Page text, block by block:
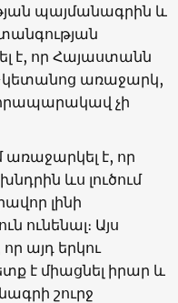
պայմանագրին և
է, որ Հայաստանն
կետանոց առաջարկ,
չի
է, որ
ևս լուծում
լինի
Այս
այդ երկու
է միացնել իրար և
շուրջ